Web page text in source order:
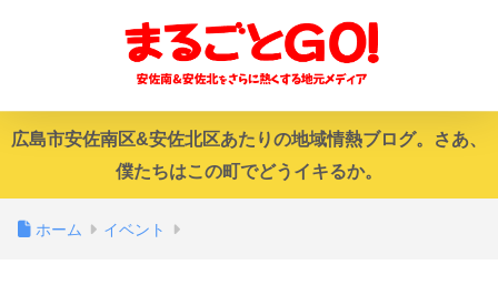
広島市安佐南区&安佐北区あたりの地域情熱ブログ。さあ、
僕たちはこの町でどうイキるか。
ホーム イベント